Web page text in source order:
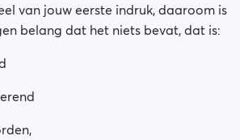
van jouw eerste indruk, daaroom is
belang dat het niets bevat, dat is: